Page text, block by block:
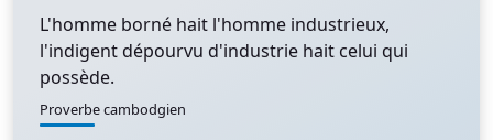
L'homme borné hait l'homme industrieux,
l'indigent dépourvu d'industrie hait celui qui
possède.
Proverbe cambodgien